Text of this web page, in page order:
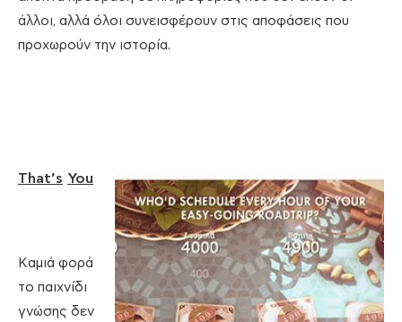
άλλοι, αλλά όλοι συνεισφέρουν στις αποφάσεις που
προχωρούν την ιστορία.
That’s You
Καμιά φορά
το παιχνίδι
γνώσης δεν